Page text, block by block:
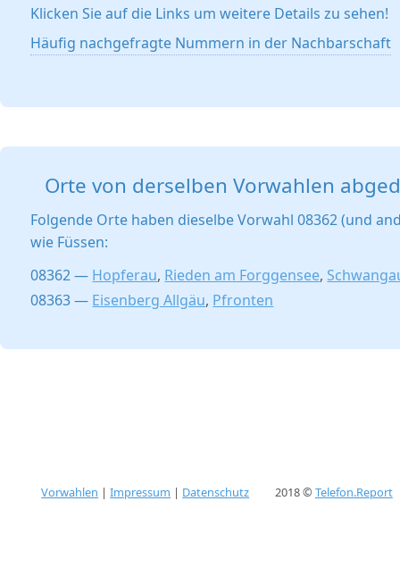
Klicken Sie auf die Links um weitere Details zu sehen!
Häufig nachgefragte Nummern in der Nachbarschaft
Orte von derselben Vorwahlen
Folgende Orte haben dieselbe Vorwahl 08362 (und
wie Füssen:
08362 — Hopferau, Rieden am Forggensee,
08363 — Eisenberg Allgäu, Pfronten
Vorwahlen |Impressum | Datenschutz 2018 © Telefon.Report